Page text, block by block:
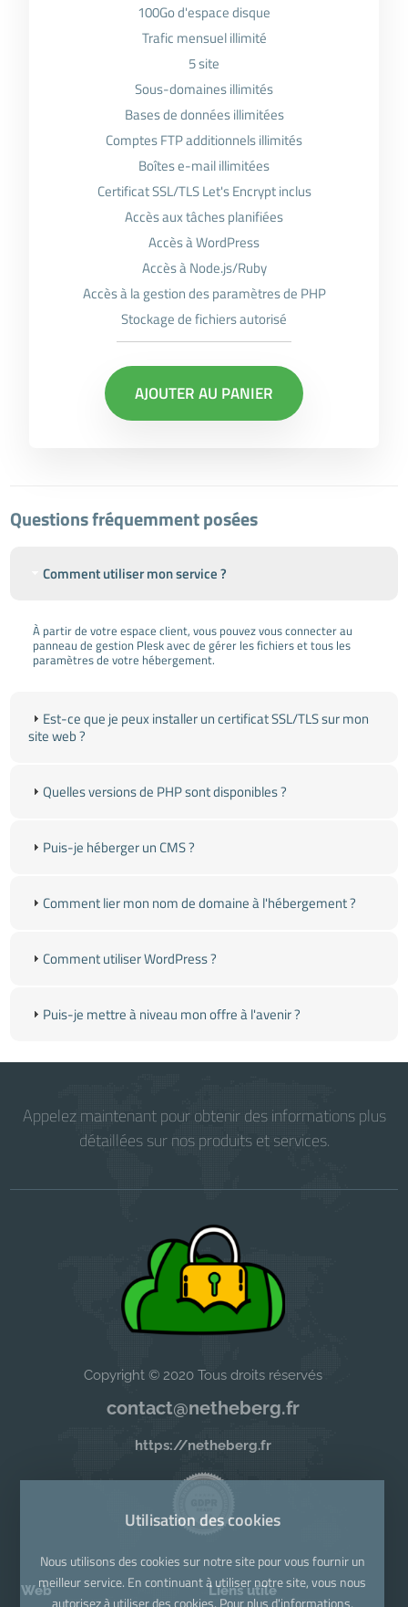
100Go d'espace disque
Trafic mensuel illimité
5 site
Sous-domaines illimités
Bases de données illimitées
Comptes FTP additionnels illimités
Boîtes e-mail illimitées
Certificat SSL/TLS Let's Encrypt inclus
Accès aux tâches planifiées
Accès à WordPress
Accès à Node.js/Ruby
Accès à la gestion des paramètres de PHP
Stockage de fichiers autorisé
AJOUTER AU PANIER
Questions fréquemment posées
Comment utiliser mon service ?
À partir de votre espace client, vous pouvez vous connecter au
panneau de gestion Plesk avec de gérer les fichiers et tous les
paramètres de votre hébergement.
Est-ce que je peux installer un certificat SSL/TLS sur mon
site web ?
Quelles versions de PHP sont disponibles ?
Puis-je héberger un CMS ?
Comment lier mon nom de domaine à l'hébergement ?
Comment utiliser WordPress ?
Puis-je mettre à niveau mon offre à l'avenir ?
Appelez maintenant pour obtenir des informations plus
détaillées sur nos produits et services.
Copyright © 2020 Tous droits réservés
contact@netheberg.fr
https://netheberg.fr
Web Liens utile
Utilisation des cookies
Nous utilisons des cookies sur notre site pour vous fournir un
meilleur service. En continuant à utiliser notre site, vous nous
autorisez à utiliser des cookies. Pour plus d'informations,